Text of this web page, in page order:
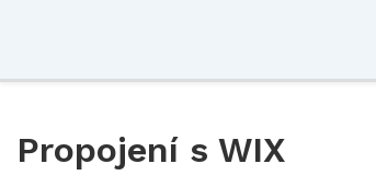
Propojení s WIX